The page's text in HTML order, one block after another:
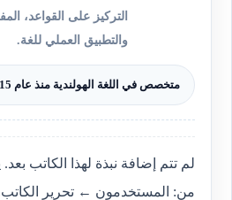
التركيز على القواعد،
والتطبيق العملي للغة.
متخصص في اللغة الهولندية منذ عام 2015
لم تتم إضافة نبذة لهذا الكاتب
من: المستخدمون ← تحرير